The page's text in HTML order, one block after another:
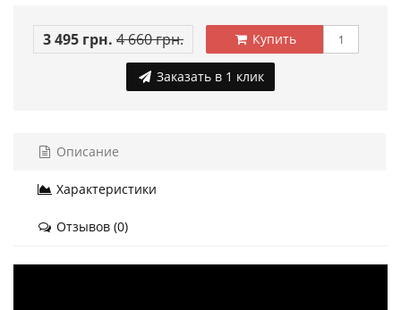
3 495 грн. 4 660 грн. Купить
Заказать в 1 клик
Описание
Характеристики
Отзывов (0)